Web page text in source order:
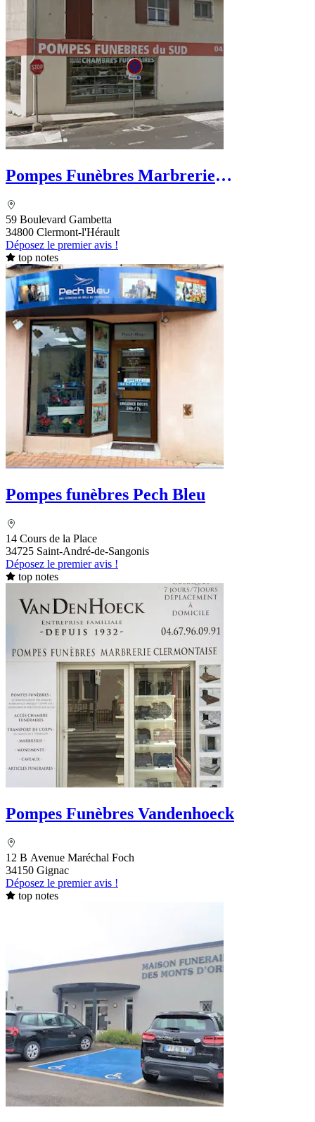
Pompes Funèbres Marbrerie
59 Boulevard Gambetta
34800 Clermont-l'Hérault
Déposez le premier avis !
top notes
Pompes funèbres Pech Bleu
14 Cours de la Place
34725 Saint-André-de-Sangonis
Déposez le premier avis !
top notes
Pompes Funèbres Vandenhoeck
12 B Avenue Maréchal Foch
34150 Gignac
Déposez le premier avis !
top notes